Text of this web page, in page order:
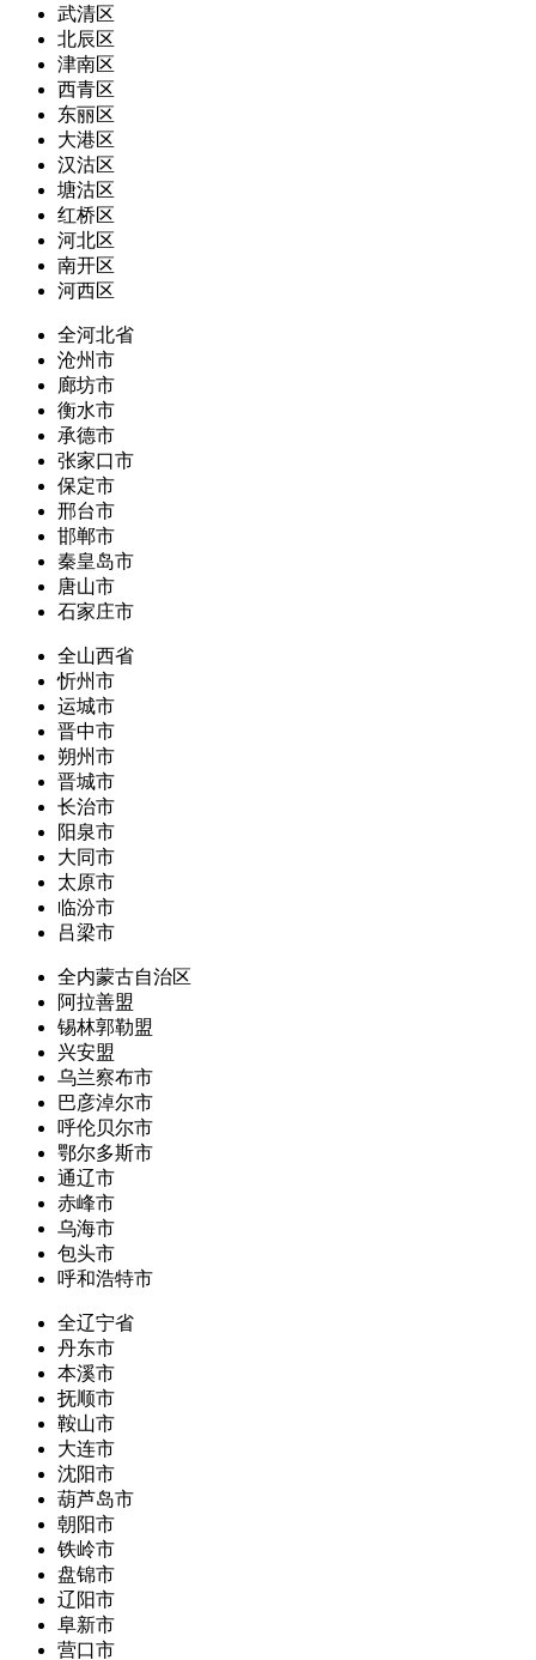
武清区
北辰区
津南区
西青区
东丽区
大港区
汉沽区
塘沽区
红桥区
河北区
南开区
河西区
全河北省
沧州市
廊坊市
衡水市
承德市
张家口市
保定市
邢台市
邯郸市
秦皇岛市
唐山市
石家庄市
全山西省
忻州市
运城市
晋中市
朔州市
晋城市
长治市
阳泉市
大同市
太原市
临汾市
吕梁市
全内蒙古自治区
阿拉善盟
锡林郭勒盟
兴安盟
乌兰察布市
巴彦淖尔市
呼伦贝尔市
鄂尔多斯市
通辽市
赤峰市
乌海市
包头市
呼和浩特市
全辽宁省
丹东市
本溪市
抚顺市
鞍山市
大连市
沈阳市
葫芦岛市
朝阳市
铁岭市
盘锦市
辽阳市
阜新市
营口市